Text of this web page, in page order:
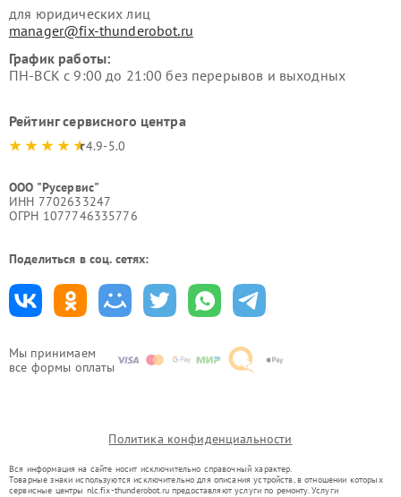
Мы принимаем
все формы оплаты
для юридических лиц
manager@fix-thunderobot.ru
График работы:
ПН-ВСК с 9:00 до 21:00 без перерывов и выходных
Рейтинг сервисного центра
4.9-5.0
ООО "Русервис"
ИНН 7702633247
ОГРН 1077746335776
Поделиться в соц. сетях:
Политика конфиденциальности
Вся информация на сайте носит исключительно справочный характер.
Товарные знаки используются исключительно для описания устройств, в отношении которых
сервисные центры nlc.fix-thunderobot.ru предоставляют услуги по ремонту. Услуги